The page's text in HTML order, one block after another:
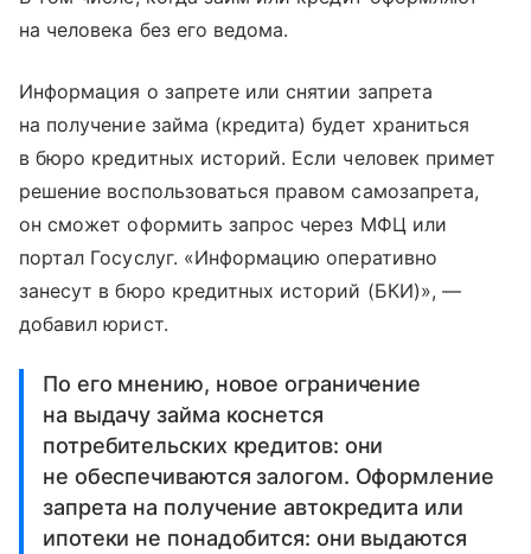
на человека без его ведома.
Информация о запрете или снятии запрета
на получение займа (кредита) будет храниться
в бюро кредитных историй. Если человек примет
решение воспользоваться правом самозапрета,
он сможет оформить запрос через МФЦ или
портал Госуслуг. «Информацию оперативно
занесут в бюро кредитных историй (БКИ)», —
добавил юрист.
По его мнению, новое ограничение
на выдачу займа коснется
потребительских кредитов: они
не обеспечиваются залогом. Оформление
запрета на получение автокредита или
ипотеки не понадобится: они выдаются